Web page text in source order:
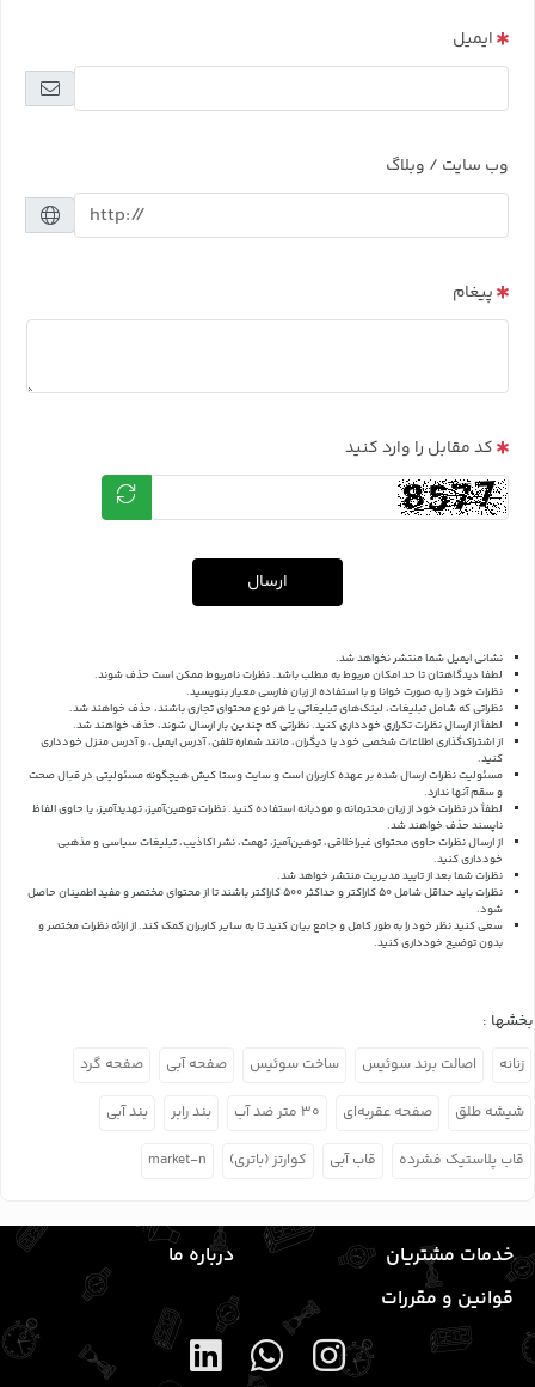
ایمیل
وب سایت / وبلاگ
پیغام
کد مقابل را وارد کنید
ارسال
نشانی ایمیل شما منتشر نخواهد شد.
لطفا دیدگاهتان تا حد امکان مربوط به مطلب باشد. نظرات نامربوط ممکن است حذف شوند.
نظرات خود را به صورت خوانا و با استفاده از زبان فارسی معیار بنویسید.
نظراتی که شامل تبلیغات، لینک‌های تبلیغاتی یا هر نوع محتوای تجاری باشند، حذف خواهند شد.
لطفاً از ارسال نظرات تکراری خودداری کنید. نظراتی که چندین بار ارسال شوند، حذف خواهند شد.
از اشتراک‌گذاری اطلاعات شخصی خود یا دیگران، مانند شماره تلفن، آدرس ایمیل، و آدرس منزل خودداری
کنید.
مسئولیت نظرات ارسال شده بر عهده کاربران است و سایت وستا کیش هیچگونه مسئولیتی در قبال صحت
و سقم آنها ندارد.
لطفاً در نظرات خود از زبان محترمانه و مودبانه استفاده کنید. نظرات توهین‌آمیز، تهدیدآمیز، یا حاوی الفاظ
ناپسند حذف خواهند شد.
از ارسال نظرات حاوی محتوای غیراخلاقی، توهین‌آمیز، تهمت، نشر اکاذیب، تبلیغات سیاسی و مذهبی
خودداری کنید.
نظرات شما بعد از تایید مدیریت منتشر خواهد شد.
نظرات باید حداقل شامل 50 کاراکتر و حداکثر 500 کاراکتر باشند تا از محتوای مختصر و مفید اطمینان حاصل
شود.
سعی کنید نظر خود را به طور کامل و جامع بیان کنید تا به سایر کاربران کمک کند.از ارائه نظرات مختصر و
بدون توضیح خودداری کنید.
بخشها :
زنانه اصالت برند سوئیس ساخت سوئیس صفحه آبی صفحه گرد
شیشه طلق صفحه عقربه‌ای ۳۰ متر ضد آب بند رابر بند آبی
قاب پلاستیک فشرده قاب آبی کوارتز (باتری) market-n
خدمات مشتریان
درباره ما
قوانین و مقررات